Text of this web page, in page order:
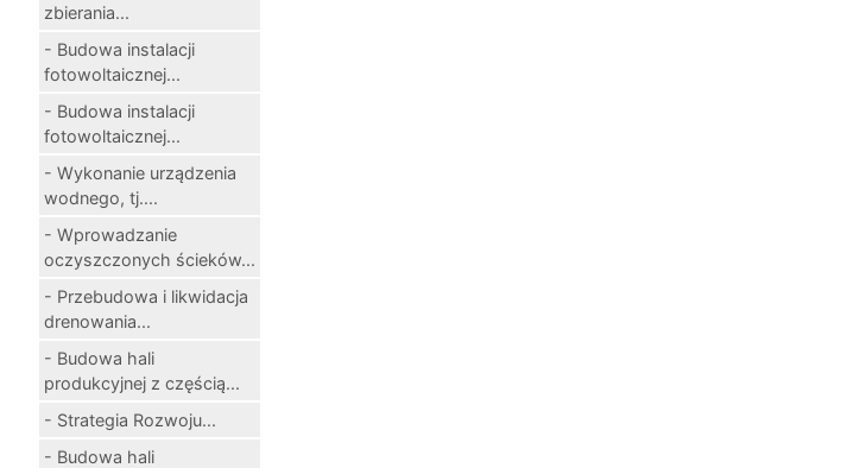
zbierania...
- Budowa instalacji
fotowoltaicznej...
- Budowa instalacji
fotowoltaicznej...
- Wykonanie urządzenia
wodnego, tj....
- Wprowadzanie
oczyszczonych ścieków...
- Przebudowa i likwidacja
drenowania...
- Budowa hali
produkcyjnej z częścią...
- Strategia Rozwoju...
- Budowa hali